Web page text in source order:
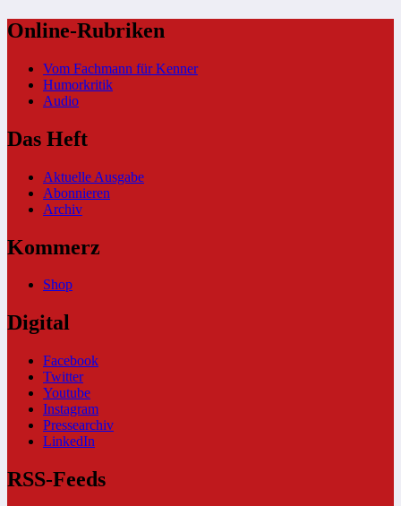
Online-Rubriken
Vom Fachmann für Kenner
Humorkritik
Audio
Das Heft
Aktuelle Ausgabe
Abonnieren
Archiv
Kommerz
Shop
Digital
Facebook
Twitter
Youtube
Instagram
Pressearchiv
LinkedIn
RSS-Feeds